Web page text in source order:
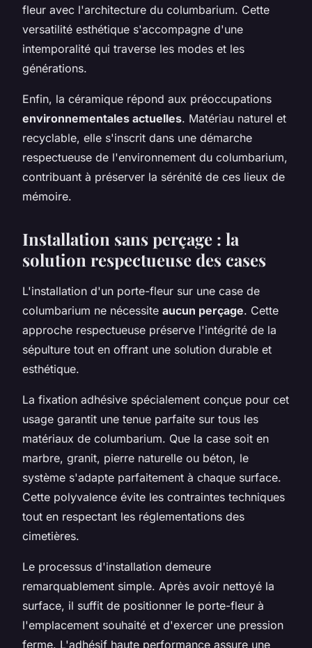
fleur avec l'architecture du columbarium. Cette
versatilité esthétique s'accompagne d'une
intemporalité qui traverse les modes et les
générations.
Enfin, la céramique répond aux préoccupations
environnementales actuelles. Matériau naturel et
recyclable, elle s'inscrit dans une démarche
respectueuse de l'environnement du columbarium,
contribuant à préserver la sérénité de ces lieux de
mémoire.
Installation sans perçage : la
solution respectueuse des cases
L'installation d'un porte-fleur sur une case de
columbarium ne nécessite aucun perçage. Cette
approche respectueuse préserve l'intégrité de la
sépulture tout en offrant une solution durable et
esthétique.
La fixation adhésive spécialement conçue pour cet
usage garantit une tenue parfaite sur tous les
matériaux de columbarium. Que la case soit en
marbre, granit, pierre naturelle ou béton, le
système s'adapte parfaitement à chaque surface.
Cette polyvalence évite les contraintes techniques
tout en respectant les réglementations des
cimetières.
Le processus d'installation demeure
remarquablement simple. Après avoir nettoyé la
surface, il suffit de positionner le porte-fleur à
l'emplacement souhaité et d'exercer une pression
ferme. L'adhésif haute performance assure une